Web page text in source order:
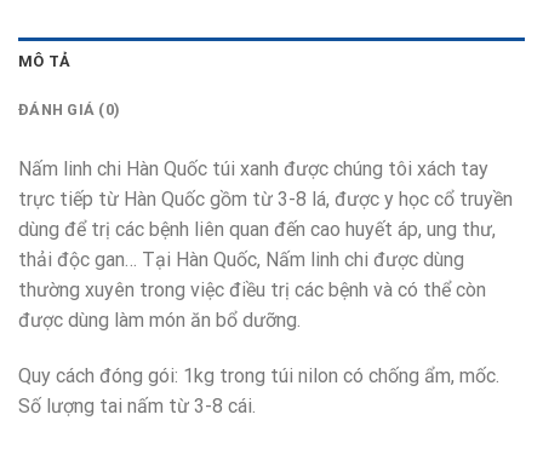
MÔ TẢ
ĐÁNH GIÁ (0)
Nấm linh chi Hàn Quốc túi xanh được chúng tôi xách tay
trực tiếp từ Hàn Quốc gồm từ 3-8 lá, được y học cổ truyền
dùng để trị các bệnh liên quan đến cao huyết áp, ung thư,
thải độc gan… Tại Hàn Quốc, Nấm linh chi được dùng
thường xuyên trong việc điều trị các bệnh và có thể còn
được dùng làm món ăn bổ dưỡng.
Quy cách đóng gói: 1kg trong túi nilon có chống ẩm, mốc.
Số lượng tai nấm từ 3-8 cái.